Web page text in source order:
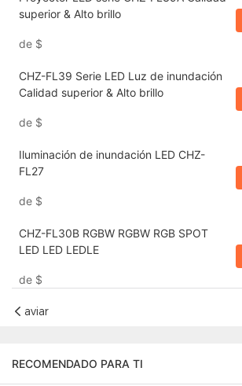
superior & Alto brillo
de $
CHZ-FL39 Serie LED Luz de inundación
Calidad superior & Alto brillo
de $
Iluminación de inundación LED CHZ-
FL27
de $
CHZ-FL30B RGBW RGBW RGB SPOT
LED LED LEDLE
de $
aviar
RECOMENDADO PARA TI